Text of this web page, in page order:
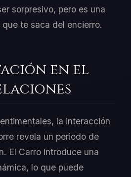
sorpresivo, pero es una
te saca del encierro.
en el
la interacción
revela un periodo de
El Carro introduce una
lo que puede